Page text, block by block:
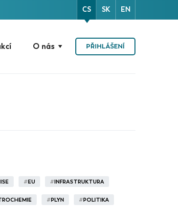
CS SK EN
O nás PŘIHLÁŠENÍ
#EU #INFRASTRUKTURA
#PLYN #POLITIKA